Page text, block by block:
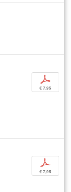
p
€ 7,95
p
€ 7,95